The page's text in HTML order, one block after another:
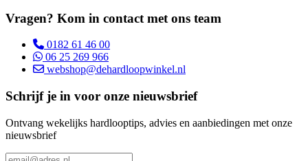
Vragen? Kom in contact met ons team
0182 61 46 00
06 25 269 966
webshop@dehardloopwinkel.nl
Schrijf je in voor onze nieuwsbrief
Ontvang wekelijks hardlooptips, advies en aanbiedingen met onze
nieuwsbrief